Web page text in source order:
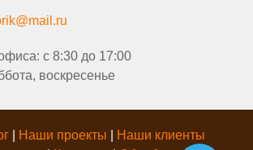
с 8:30 до 17:00
воскресенье
Наши проекты
Наши клиенты